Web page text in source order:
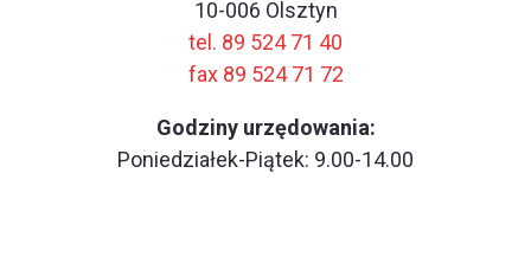
10-006 Olsztyn
tel. 89 524 71 40
fax 89 524 71 72
Godziny urzędowania:
Poniedziałek-Piątek: 9.00-14.00